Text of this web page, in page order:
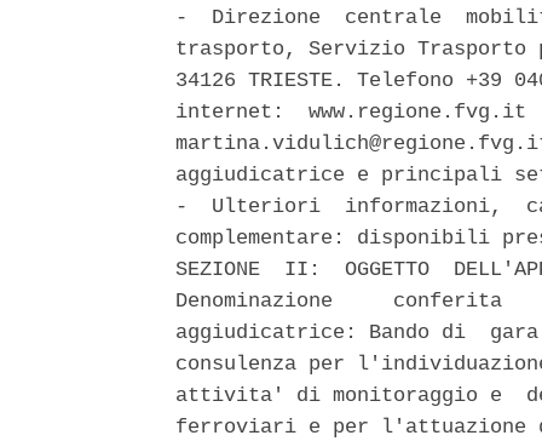
-  Direzione  centrale
trasporto, Servizio
34126 TRIESTE. Telefono +39
internet:
aggiudicatrice e principali
-  Ulteriori  informazioni,
complementare: disponibili
SEZIONE  II:  OGGETTO
Denominazione
aggiudicatrice: Bando di
consulenza per
attivita' di monitoraggio e
ferroviari e per